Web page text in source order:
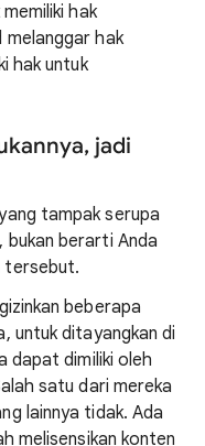
hak
melanggar hak
hak untuk
jadi
tampak serupa
bukan berarti Anda
tersebut.
beberapa
untuk ditayangkan di
dapat dimiliki oleh
satu dari mereka
lainnya tidak. Ada
melisensikan konten